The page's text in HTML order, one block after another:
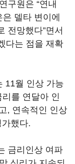
구원은 “연내
델타 변이에
전망했다”면서
다는 점을 재확
11월 인상 가능
리를 연달아 인
, 연속적인 인상
했다.
금리인상 여파